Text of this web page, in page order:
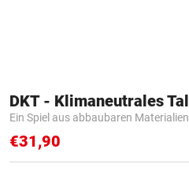
Ein Spiel aus abbaubaren Materialien
€31,90